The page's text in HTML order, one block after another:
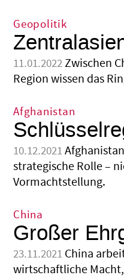
Geopolitik
11.01.2022 Zwischen
Region wissen das
Afghanistan
10.12.2021
strategische Rolle –
Vormachtstellung.
China
Großer
23.11.2021 China
wirtschaftliche